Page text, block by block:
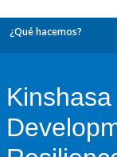
¿Qué hacemos?